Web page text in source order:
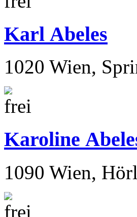
Karl Abeles
1020 Wien,
Karoline
1090 Wien,